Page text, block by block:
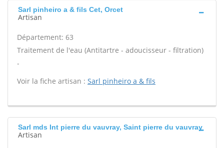
Sarl pinheiro a & fils Cet, Orcet
Artisan
Département: 63
Traitement de l'eau (Antitartre - adoucisseur - filtration)
-
Voir la fiche artisan : Sarl pinheiro a & fils
Sarl mds Int pierre du vauvray, Saint pierre du vauvray
Artisan